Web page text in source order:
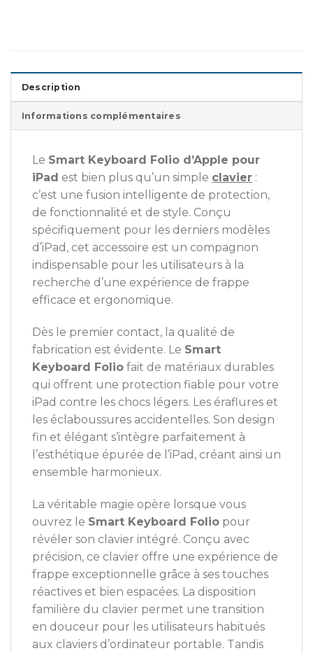
Description
Informations complémentaires
Le Smart Keyboard Folio d’Apple pour
iPad est bien plus qu’un simple clavier :
c’est une fusion intelligente de protection,
de fonctionnalité et de style. Conçu
spécifiquement pour les derniers modèles
d’iPad, cet accessoire est un compagnon
indispensable pour les utilisateurs à la
recherche d’une expérience de frappe
efficace et ergonomique.
Dès le premier contact, la qualité de
fabrication est évidente. Le Smart
Keyboard Folio fait de matériaux durables
qui offrent une protection fiable pour votre
iPad contre les chocs légers. Les éraflures et
les éclaboussures accidentelles. Son design
fin et élégant s’intègre parfaitement à
l’esthétique épurée de l’iPad, créant ainsi un
ensemble harmonieux.
La véritable magie opère lorsque vous
ouvrez le Smart Keyboard Folio pour
révéler son clavier intégré. Conçu avec
précision, ce clavier offre une expérience de
frappe exceptionnelle grâce à ses touches
réactives et bien espacées. La disposition
familière du clavier permet une transition
en douceur pour les utilisateurs habitués
aux claviers d’ordinateur portable. Tandis